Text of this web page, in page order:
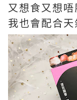
又想食又想
我也會配合